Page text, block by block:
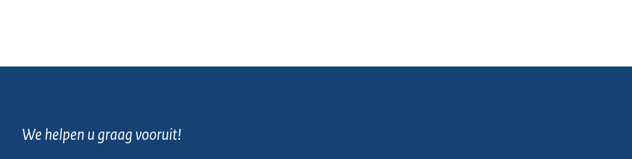
We helpen u graag vooruit!